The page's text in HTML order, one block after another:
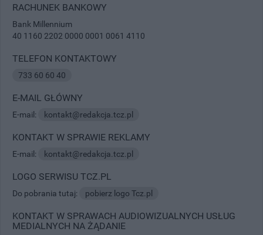
RACHUNEK BANKOWY
Bank Millennium
40 1160 2202 0000 0001 0061 4110
TELEFON KONTAKTOWY
733 60 60 40
E-MAIL GŁÓWNY
E-mail: kontakt@redakcja.tcz.pl
KONTAKT W SPRAWIE REKLAMY
E-mail: kontakt@redakcja.tcz.pl
LOGO SERWISU TCZ.PL
Do pobrania tutaj: pobierz logo Tcz.pl
KONTAKT W SPRAWACH AUDIOWIZUALNYCH USŁUG
MEDIALNYCH NA ŻĄDANIE